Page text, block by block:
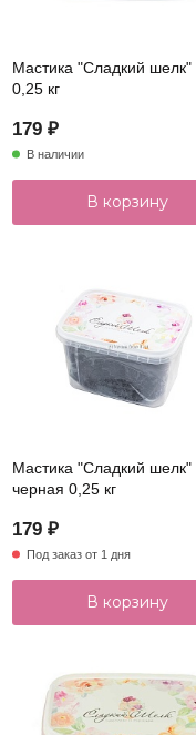
Мастика "Сладкий шелк"
0,25 кг
179 ₽
В наличии
В корзину
Мастика "Сладкий шелк"
черная 0,25 кг
179 ₽
Под заказ от 1 дня
В корзину